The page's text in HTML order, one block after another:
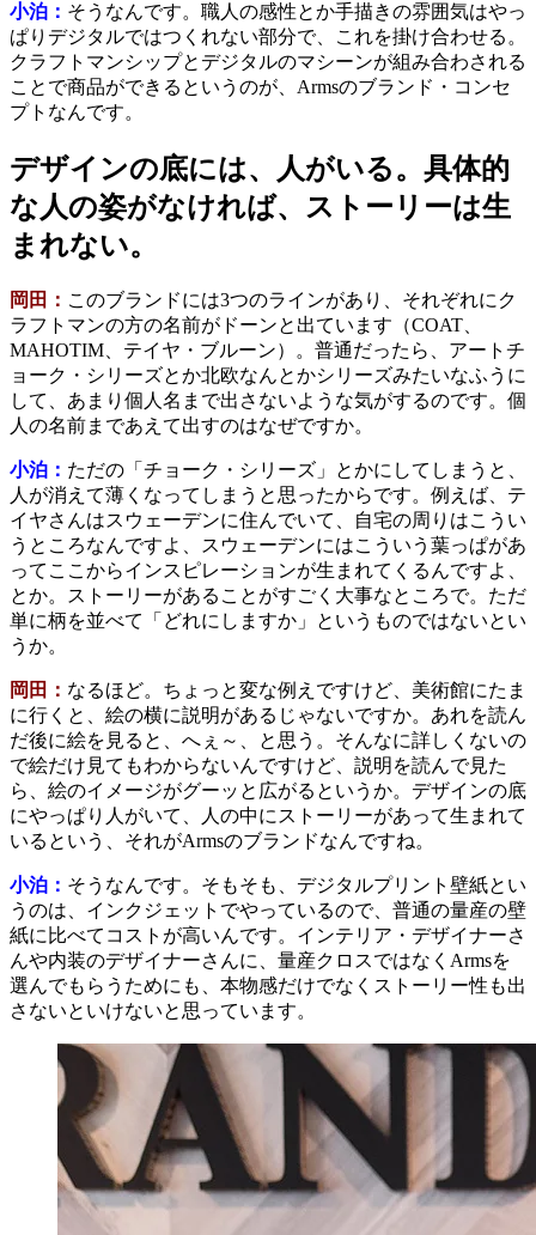
小泊： そうなんです。職人の感性とか手描きの雰囲気はやっ
ぱりデジタルではつくれない部分で、これを掛け合わせる。
クラフトマンシップとデジタルのマシーンが組み合わされる
ことで商品ができるというのが、Armsのブランド・コンセ
プトなんです。
デザインの底には、人がいる。具体的
な人の姿がなければ、ストーリーは生
まれない。
岡田： このブランドには3つのラインがあり、それぞれにク
ラフトマンの方の名前がドーンと出ています（COAT、
MAHOTIM、テイヤ・ブルーン）。普通だったら、アートチ
ョーク・シリーズとか北欧なんとかシリーズみたいなふうに
して、あまり個人名まで出さないような気がするのです。個
人の名前まであえて出すのはなぜですか。
小泊： ただの「チョーク・シリーズ」とかにしてしまうと、
人が消えて薄くなってしまうと思ったからです。例えば、テ
イヤさんはスウェーデンに住んでいて、自宅の周りはこうい
うところなんですよ、スウェーデンにはこういう葉っぱがあ
ってここからインスピレーションが生まれてくるんですよ、
とか。ストーリーがあることがすごく大事なところで。ただ
単に柄を並べて「どれにしますか」というものではないとい
うか。
岡田： なるほど。ちょっと変な例えですけど、美術館にたま
に行くと、絵の横に説明があるじゃないですか。あれを読ん
だ後に絵を見ると、へぇ～、と思う。そんなに詳しくないの
で絵だけ見てもわからないんですけど、説明を読んで見た
ら、絵のイメージがグーッと広がるというか。デザインの底
にやっぱり人がいて、人の中にストーリーがあって生まれて
いるという、それがArmsのブランドなんですね。
小泊： そうなんです。そもそも、デジタルプリント壁紙とい
うのは、インクジェットでやっているので、普通の量産の壁
紙に比べてコストが高いんです。インテリア・デザイナーさ
んや内装のデザイナーさんに、量産クロスではなくArmsを
選んでもらうためにも、本物感だけでなくストーリー性も出
さないといけないと思っています。